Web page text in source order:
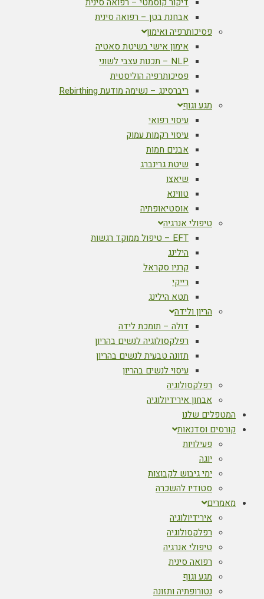
אבחנת בטן – רפואה סינית
פסיכותרפיה ואימון
אימון אישי בשיטת סאטיה
NLP – תכנות עצבי לשוני
פסיכותרפיה הוליסטית
ריברסינג – נשימה מודעת Rebirthing
מגע וגוף
עיסוי רפואי
עיסוי רקמות עמוק
אבנים חמות
שיטת גרינברג
שיאצו
טווינא
אוסטיאופתיה
טיפולי אנרגיה
EFT – טיפול ממוקד רגשות
הילינג
קרניו סקראל
רייקי
תטא הילינג
הריון ולידה
דולה – תומכת לידה
רפלקסולוגיה לנשים בהריון
תזונה טבעית לנשים בהריון
עיסוי לנשים בהריון
רפלקסולוגיה
אבחון אירידיולוגיה
המטפלים שלנו
קורסים וסדנאות
פעילויות
יוגה
ימי גיבוש לקבוצות
סטודיו להשכרה
מאמרים
אירידיולוגיה
רפלקסולוגיה
טיפולי אנרגיה
רפואה סינית
מגע וגוף
נטורופתיה ותזונה